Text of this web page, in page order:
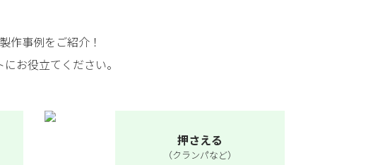
作事例をご紹介！
お役立てください。
押さえる
（クランパなど）